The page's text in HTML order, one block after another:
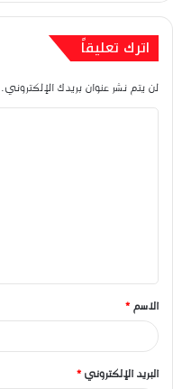
اترك تعليقاً
لن يتم نشر عنوان بريدك الإلكتروني.
ق
*
الاسم *
البريد الإلكتروني *